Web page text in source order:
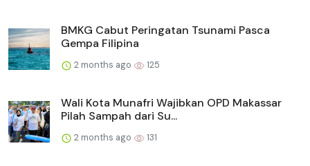
BMKG Cabut Peringatan Tsunami Pasca
Gempa Filipina
2 months ago 125
Wali Kota Munafri Wajibkan OPD Makassar
Pilah Sampah dari Su...
2 months ago 131